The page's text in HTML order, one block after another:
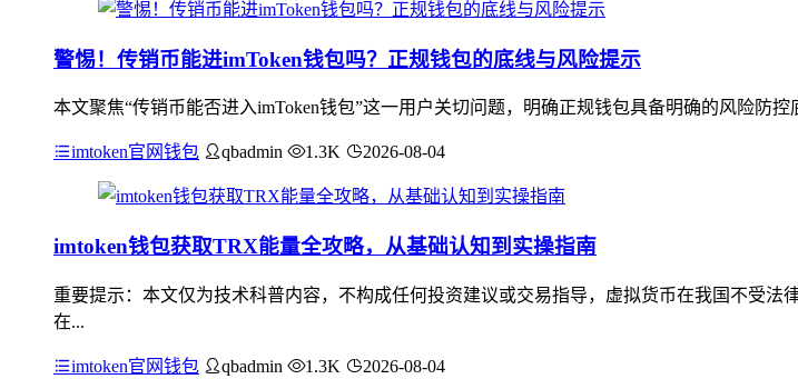
警惕！传销币能进imToken钱包吗？正规钱包的底线与风险提示
本文聚焦“传销币能否进入imToken钱包”这一用户关切问题，明确正规钱包具备明确的风险防
imtoken官网钱包 qbadmin 1.3K 2026-08-04
imtoken钱包获取TRX能量全攻略，从基础认知到实操指南
重要提示：本文仅为技术科普内容，不构成任何投资建议或交易指导，虚拟货币在我国不受
在...
imtoken官网钱包 qbadmin 1.3K 2026-08-04